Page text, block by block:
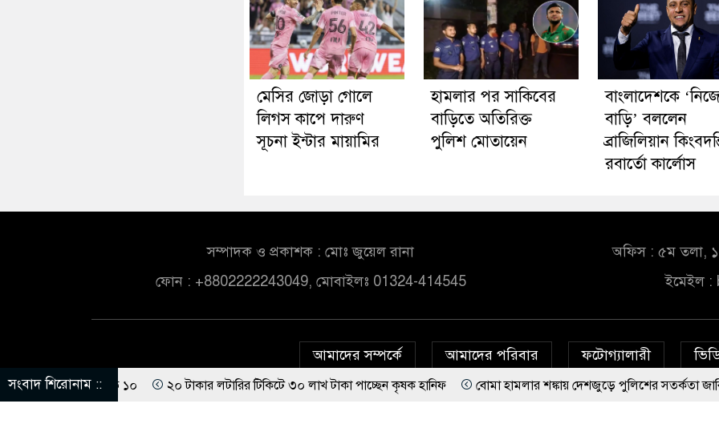
মেসির জোড়া গোলে
লিগস কাপে দারুণ
সূচনা ইন্টার মায়ামির
হামলার পর সাকিবের
বাড়িতে অতিরিক্ত
পুলিশ মোতায়েন
বাংলাদেশকে
বাড়ি’ বললেন
ব্রাজিলিয়ান
রবার্তো কার্লোস
সম্পাদক ও প্রকাশক : মোঃ জুয়েল রানা
ফোন : +8802222243049, মোবাইলঃ 01324-414545
অফিস : ৫ম তলা,
ইমেইল :
আমাদের সম্পর্কে আমাদের পরিবার ফটোগ্যালারী
সংবাদ শিরোনাম ::
আহত ১০ ২০ টাকার লটারির টিকিটে ৩০ লাখ টাকা পাচ্ছেন কৃষক হানিফ বোমা হামলার শঙ্কায় দেশজুড়ে পুলিশের সতর্কতা জারি